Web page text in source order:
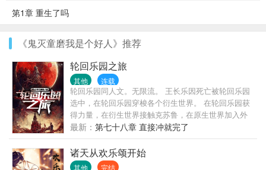
第1章 重生了吗
《鬼灭童磨我是个好人》推荐
轮回乐园之旅
其他 连载
轮回乐园同人文。无限流。 王长乐因死亡被轮回乐园
选中，在轮回乐园穿梭各个衍生世界。 在轮回乐园获
得力量，在衍生世界接触克苏鲁，在原生世界加入外
神教派。
最新： 第七十八章 直接冲就完了
诸天从欢乐颂开始
其他 完结